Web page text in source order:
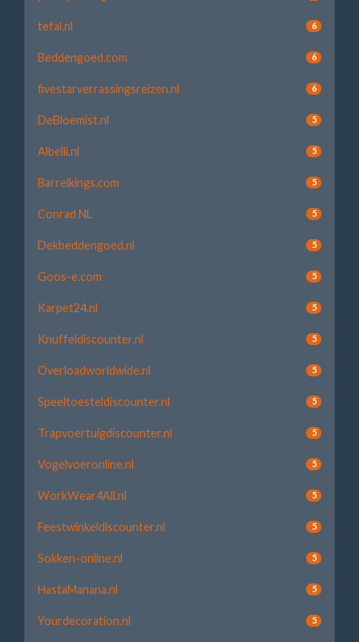
tefal.nl 6
Beddengoed.com 6
fivestarverrassingsreizen.nl 6
DeBloemist.nl 5
Albelli.nl 5
Barrelkings.com 5
Conrad NL 5
Dekbeddengoed.nl 5
Goos-e.com 5
Karpet24.nl 5
Knuffeldiscounter.nl 5
Overloadworldwide.nl 5
Speeltoesteldiscounter.nl 5
Trapvoertuigdiscounter.nl 5
Vogelvoeronline.nl 5
WorkWear4All.nl 5
Feestwinkeldiscounter.nl 5
Sokken-online.nl 5
HastaManana.nl 5
Yourdecoration.nl 5